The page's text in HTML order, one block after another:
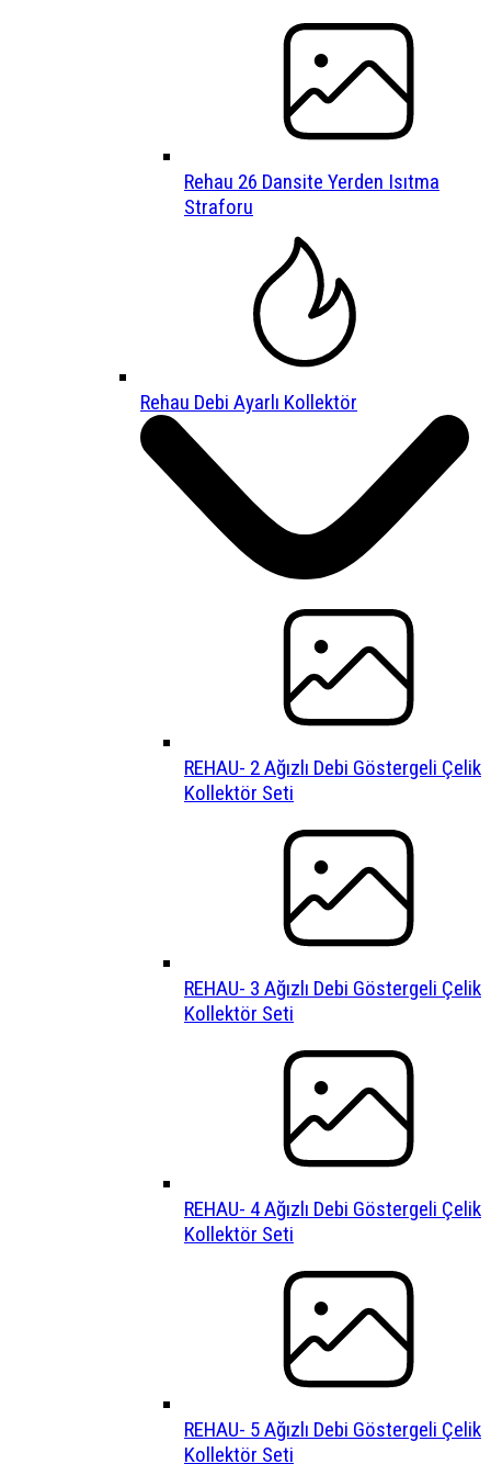
Rehau 26 Dansite Yerden Isıtma
Straforu
Rehau Debi Ayarlı Kollektör
REHAU- 2 Ağızlı Debi Göstergeli Çelik
Kollektör Seti
REHAU- 3 Ağızlı Debi Göstergeli Çelik
Kollektör Seti
REHAU- 4 Ağızlı Debi Göstergeli Çelik
Kollektör Seti
REHAU- 5 Ağızlı Debi Göstergeli Çelik
Kollektör Seti